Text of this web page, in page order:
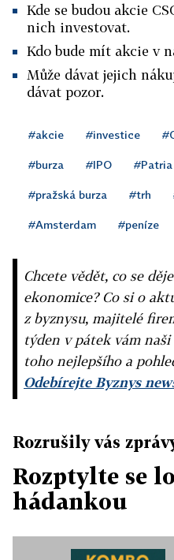
Kde se budou akcie
nich investovat.
Kdo bude mít akcie v
Může dávat jejich
dávat pozor.
#akcie #investice
#burza #IPO #Patria
#pražská burza #trh
#Amsterdam #peníze
Chcete vědět, co se
ekonomice? Co si o
z byznysu, majitelé
týden v pátek vám
toho nejlepšího a
Odebírejte Byznys
Rozrušily vás
Rozptylte se
hádankou